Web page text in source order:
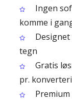
Ingen
komme i
tegn
Gratis
pr.